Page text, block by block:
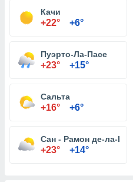
Качи
+22° +6°
Пуэрто-Ла-Пасе
+23° +15°
Сальта
+16° +6°
Сан - Рамон де-ла-
+23° +14°